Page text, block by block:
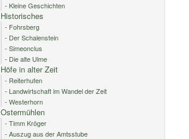
- Kleine Geschichten
Historisches
- Fohrsberg
- Der Schalenstein
- Simeonclus
- Die alte Ulme
Höfe in alter Zeit
- Reiterhufen
- Landwirtschaft im Wandel der Zeit
- Westerhorn
Ostermühlen
- Timm Kröger
- Auszug aus der Amtsstube